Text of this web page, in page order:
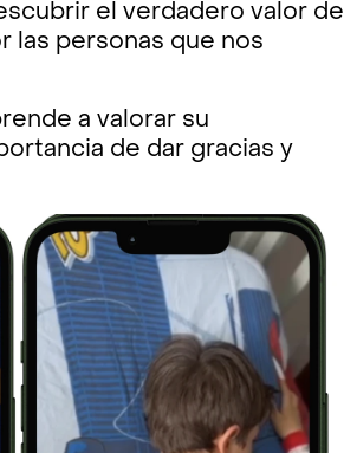
el verdadero valor de
las personas que nos
a valorar su
de dar gracias y